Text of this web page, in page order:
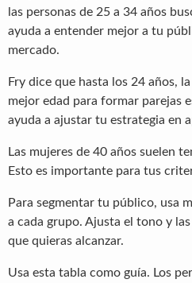
las personas de 25 a 34 años
ayuda a entender mejor a tu
mercado.
Fry dice que hasta los 24 años,
mejor edad para formar parejas
ayuda a ajustar tu estrategia en
Las mujeres de 40 años suelen
Esto es importante para tus
Para segmentar tu público, usa
a cada grupo. Ajusta el tono y
que quieras alcanzar.
Usa esta tabla como guía. Los